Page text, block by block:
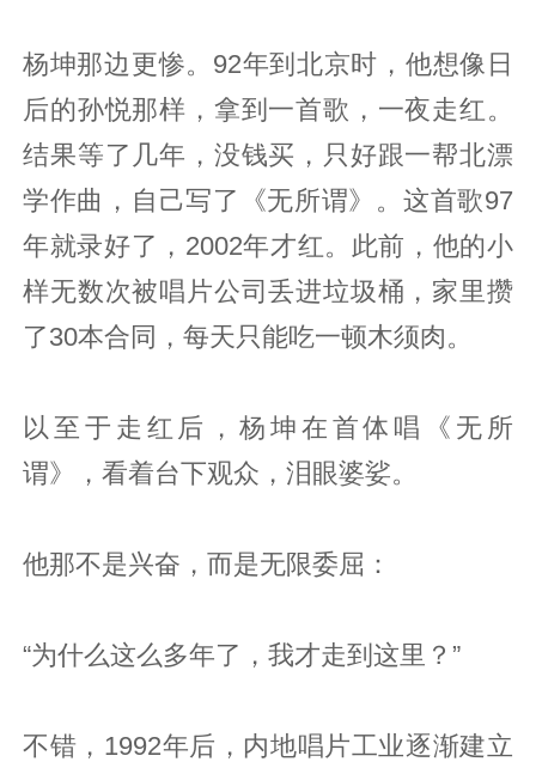
杨坤那边更惨。92年到北京时，他想像日
后的孙悦那样，拿到一首歌，一夜走红。
结果等了几年，没钱买，只好跟一帮北漂
学作曲，自己写了《无所谓》。这首歌97
年就录好了，2002年才红。此前，他的小
样无数次被唱片公司丢进垃圾桶，家里攒
了30本合同，每天只能吃一顿木须肉。
以至于走红后，杨坤在首体唱《无所
谓》，看着台下观众，泪眼婆娑。
他那不是兴奋，而是无限委屈：
“为什么这么多年了，我才走到这里？”
不错，1992年后，内地唱片工业逐渐建立